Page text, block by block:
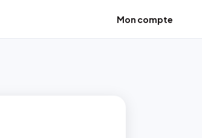
Mon compte